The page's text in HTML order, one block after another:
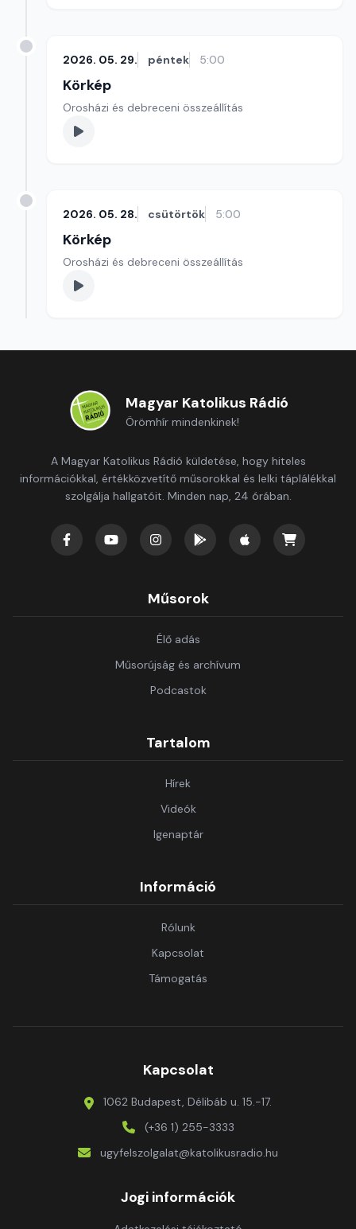
2026. 05. 29. péntek 5:00
Körkép
Orosházi és debreceni összeállítás
2026. 05. 28. csütörtök 5:00
Körkép
Orosházi és debreceni összeállítás
Magyar Katolikus Rádió
Örömhír mindenkinek!
A Magyar Katolikus Rádió küldetése, hogy hiteles
információkkal, értékközvetítő műsorokkal és lelki táplálékkal
szolgálja hallgatóit. Minden nap, 24 órában.
Műsorok
Élő adás
Műsorújság és archívum
Podcastok
Tartalom
Hírek
Videók
Igenaptár
Információ
Rólunk
Kapcsolat
Támogatás
Kapcsolat
1062 Budapest, Délibáb u. 15.-17.
(+36 1) 255-3333
ugyfelszolgalat@katolikusradio.hu
Jogi információk